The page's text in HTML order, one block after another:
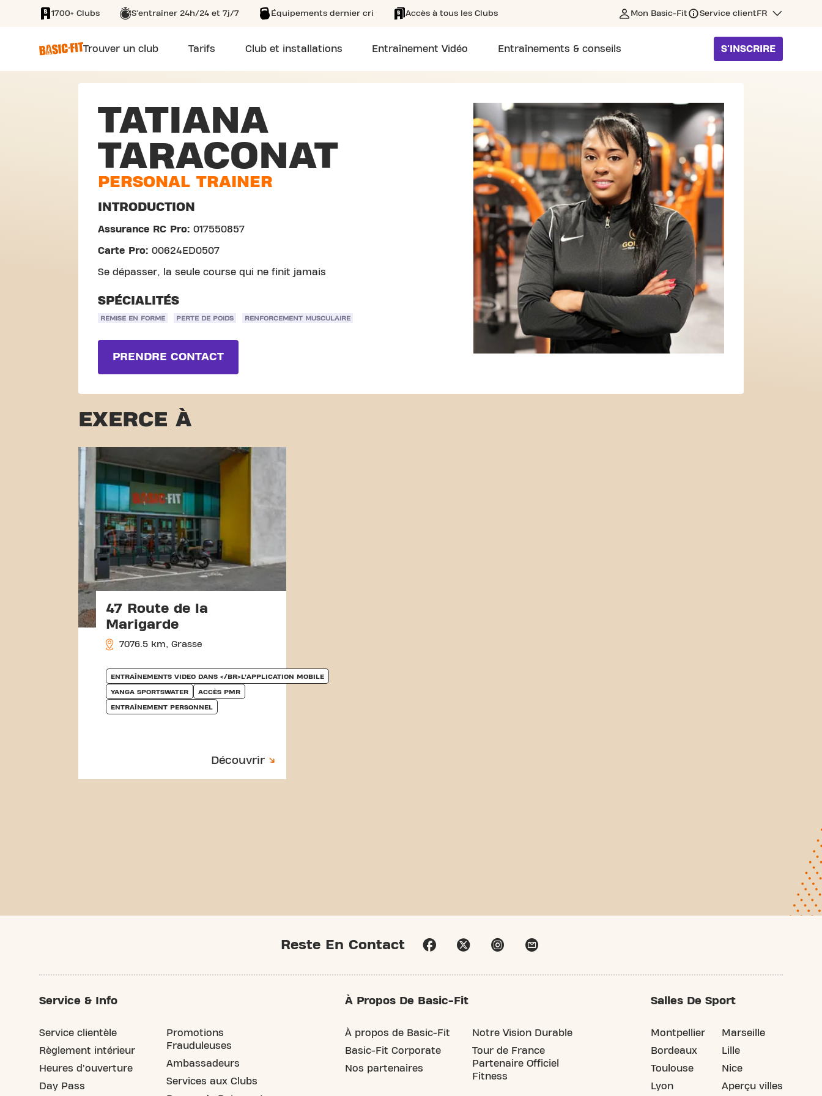
SKIP TO MAIN CONTENT
1700+ Clubs S'entraîner 24h/24 et 7j/7 Équipements dernier cri Accès à tous les Clubs Mon Basic-Fit Service client FR
Trouver un club Tarifs Club et installations Entraînement Vidéo Entraînements & conseils S'INSCRIRE
TATIANA
TARACONAT
PERSONAL TRAINER
INTRODUCTION
Assurance RC Pro: 017550857
Carte Pro: 00624ED0507
Se dépasser, la seule course qui ne finit jamais
SPÉCIALITÉS
REMISE EN FORME PERTE DE POIDS RENFORCEMENT MUSCULAIRE
PRENDRE CONTACT
EXERCE À
47 Route de la
Marigarde
7076.5 km, Grasse
ENTRAÎNEMENTS VIDEO DANS </BR>L’APPLICATION MOBILE
YANGA SPORTSWATER ACCÈS PMR
ENTRAÎNEMENT PERSONNEL
Découvrir
Reste En Contact
Service & Info
Service clientèle
Règlement intérieur
Heures d'ouverture
Day Pass
Promotions
Frauduleuses
Ambassadeurs
Services aux Clubs
À Propos De Basic-Fit
À propos de Basic-Fit
Basic-Fit Corporate
Nos partenaires
Notre Vision Durable
Tour de France
Partenaire Officiel
Fitness
Salles De Sport
Montpellier
Bordeaux
Toulouse
Lyon
Marseille
Lille
Nice
Aperçu villes